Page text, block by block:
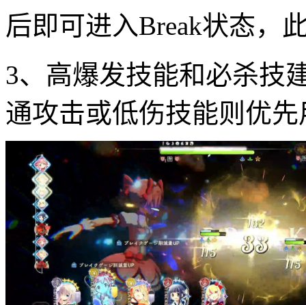
后即可进入Break状态，
3、高爆发技能和必杀技
通攻击或低伤技能则优